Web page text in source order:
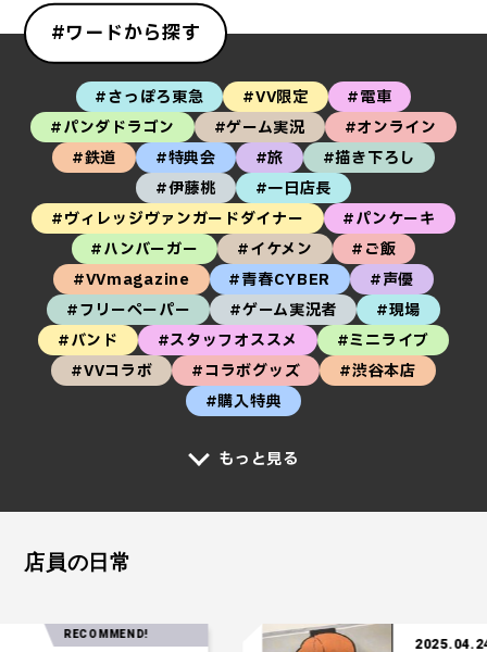
#ワードから探す
#さっぽろ東急 #VV限定
#電車
#パンダドラゴン
#ゲーム実況
#オンライン
#鉄道
#特典会 #旅
#描き下ろし
#伊藤桃
#一日店長
#ヴィレッジヴァンガードダイナー
#パンケーキ
#ハンバーガー
#イケメン
#ご飯
#VVmagazine
#青春CYBER
#声優
#フリーペーパー
#ゲーム実況者
#現場
#バンド
#スタッフオススメ
#ミニライブ
#VVコラボ
#コラボグッズ
#渋谷本店
#購入特典
もっと見る
店員の日常
RECOMMEND!
2025.04.24